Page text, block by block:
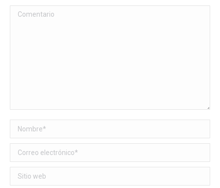
Comentario
Nombre *
Correo electrónico *
Sitio web